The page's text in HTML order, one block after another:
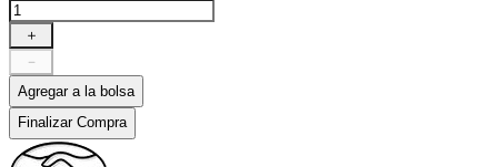
＋
－
Agregar a la bolsa
Finalizar Compra